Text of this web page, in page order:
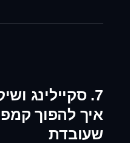
7. סקיילינג
איך להפוך
שעובדת